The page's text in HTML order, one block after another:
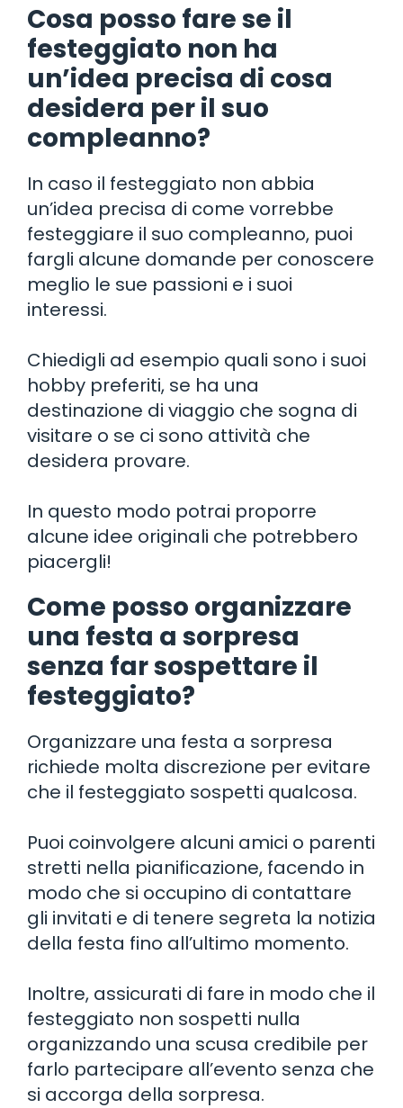
Cosa posso fare se il
festeggiato non ha
un’idea precisa di cosa
desidera per il suo
compleanno?
In caso il festeggiato non abbia
un’idea precisa di come vorrebbe
festeggiare il suo compleanno, puoi
fargli alcune domande per conoscere
meglio le sue passioni e i suoi
interessi.
Chiedigli ad esempio quali sono i suoi
hobby preferiti, se ha una
destinazione di viaggio che sogna di
visitare o se ci sono attività che
desidera provare.
In questo modo potrai proporre
alcune idee originali che potrebbero
piacergli!
Come posso organizzare
una festa a sorpresa
senza far sospettare il
festeggiato?
Organizzare una festa a sorpresa
richiede molta discrezione per evitare
che il festeggiato sospetti qualcosa.
Puoi coinvolgere alcuni amici o parenti
stretti nella pianificazione, facendo in
modo che si occupino di contattare
gli invitati e di tenere segreta la notizia
della festa fino all’ultimo momento.
Inoltre, assicurati di fare in modo che il
festeggiato non sospetti nulla
organizzando una scusa credibile per
farlo partecipare all’evento senza che
si accorga della sorpresa.